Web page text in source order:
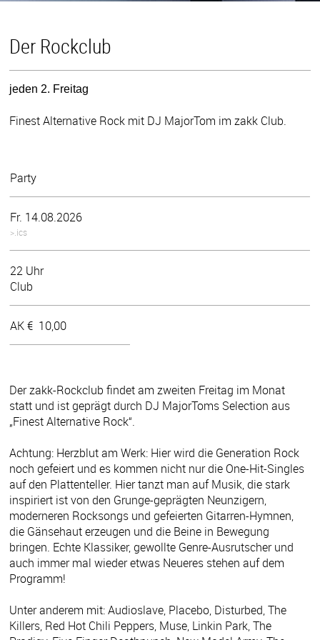
Der Rockclub
jeden 2. Freitag
Finest Alternative Rock mit DJ MajorTom im zakk Club.
Party
Fr. 14.08.2026
>.ics
22 Uhr
Club
AK € 10,00
Der zakk-Rockclub findet am zweiten Freitag im Monat
statt und ist geprägt durch DJ MajorToms Selection aus
„Finest Alternative Rock“.
Achtung: Herzblut am Werk: Hier wird die Generation Rock
noch gefeiert und es kommen nicht nur die One-Hit-Singles
auf den Plattenteller. Hier tanzt man auf Musik, die stark
inspiriert ist von den Grunge-geprägten Neunzigern,
moderneren Rocksongs und gefeierten Gitarren-Hymnen,
die Gänsehaut erzeugen und die Beine in Bewegung
bringen. Echte Klassiker, gewollte Genre-Ausrutscher und
auch immer mal wieder etwas Neueres stehen auf dem
Programm!
Unter anderem mit: Audioslave, Placebo, Disturbed, The
Killers, Red Hot Chili Peppers, Muse, Linkin Park, The